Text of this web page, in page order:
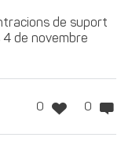
de suport
4 de novembre
0 0